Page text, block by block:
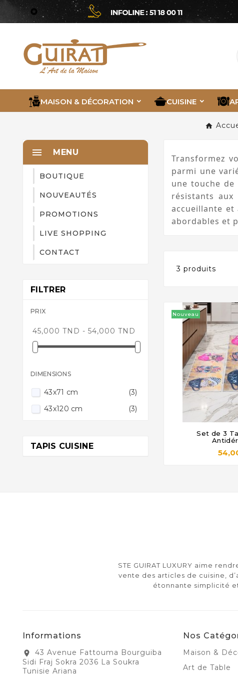

MAISON & DÉCORATION CUISINE
MENU

BOUTIQUE
NOUVEAUTÉS
PROMOTIONS
LIVE SHOPPING
CONTACT
FILTRER
PRIX
45,000 TND - 54,000 TND
DIMENSIONS
43x71 cm
(3)
43x120 cm
(3)
TAPIS CUISINE
Transformez
parmi une
une touche
résistants
accueillante et
abordables et
3 produits
Nouveau
 
Set de 3
STE GUIRAT LUXURY aime
vente des articles de cuisine,
étonnante simplicité
Informations
location_on
43 Avenue Fattouma Bourguiba
Sidi Fraj Sokra 2036 La Soukra
Tunisie Ariana
Nos
Maison &
Art de Table